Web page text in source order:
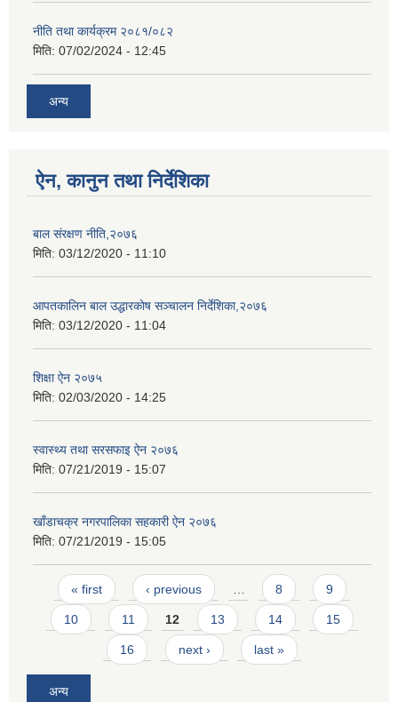
नीति तथा कार्यक्रम २०८१/०८२
मिति: 07/02/2024 - 12:45
अन्य
ऐन, कानुन तथा निर्देशिका
बाल स‌ंरक्षण नीति,२०७६
मिति: 03/12/2020 - 11:10
आपतकालिन बाल उद्धारकाेष सञ्चालन निर्देशिका,२०७६
मिति: 03/12/2020 - 11:04
शिक्षा ऐन २०७५
मिति: 02/03/2020 - 14:25
स्वास्थ्य तथा सरसफाइ ऐन २०७६
मिति: 07/21/2019 - 15:07
खाँडाचक्र नगरपालिका सहकारी ऐन २०७६
मिति: 07/21/2019 - 15:05
Pages
« first ‹ previous … 8 9
10 11 12 13 14 15
16 next › last »
अन्य